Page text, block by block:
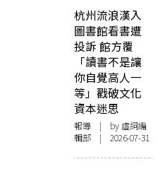
杭州流浪漢入
圖書館看書遭
投訴 館方覆
「讀書不是讓
你自覺高人一
等」戳破文化
資本迷思
報導 | by 虛詞編
輯部 | 2026-07-31